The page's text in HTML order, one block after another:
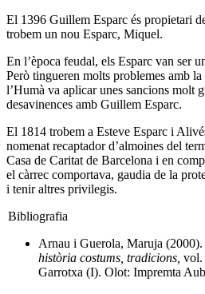
El 1396 Guillem Esparc és propietari
trobem un nou Esparc, Miquel.
En l’època feudal, els Esparc van ser
Però tingueren molts problemes amb
l’Humà va aplicar unes sancions molt
desavinences amb Guillem Esparc.
El 1814 trobem a Esteve Esparc i
nomenat recaptador d’almoines del
Casa de Caritat de Barcelona i en
el càrrec comportava, gaudia de la
i tenir altres privilegis.
Bibliografia
Arnau i Guerola, Maruja (2000).
història costums, tradicions, vol.
Garrotxa (I). Olot: Impremta